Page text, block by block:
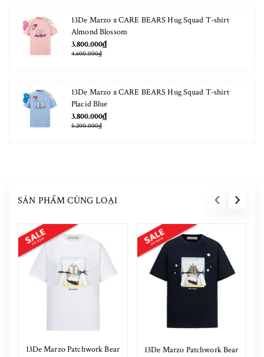
13De Marzo x CARE BEARS Hug Squad T-shirt
Almond Blossom
3.800.000₫
4.600.000₫
13De Marzo x CARE BEARS Hug Squad T-shirt
Placid Blue
3.800.000₫
5.200.000₫
SẢN PHẨM CÙNG LOẠI
13De Marzo Patchwork Bear
13De Marzo Patchwork Bear